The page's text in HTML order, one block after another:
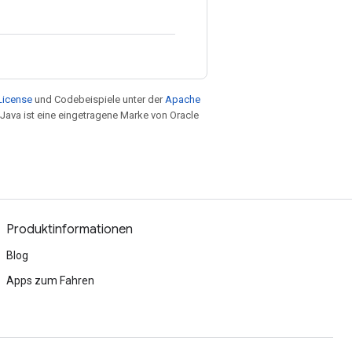
und Codebeispiele unter derApache
ist eine eingetragene Marke von Oracle
Produktinformationen
Blog
Apps zum Fahren